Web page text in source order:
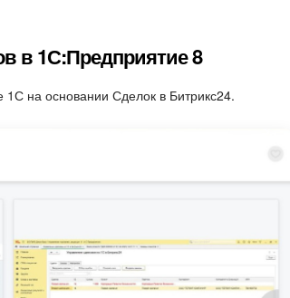
в 1С:Предприятие 8
1С на основании Сделок в Битрикс24.